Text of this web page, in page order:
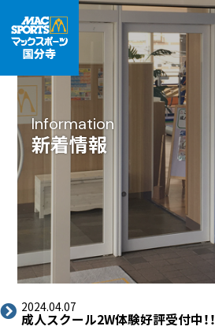
Information
新着情報
2024.04.07
成人スクール2W体験好評受付中！！